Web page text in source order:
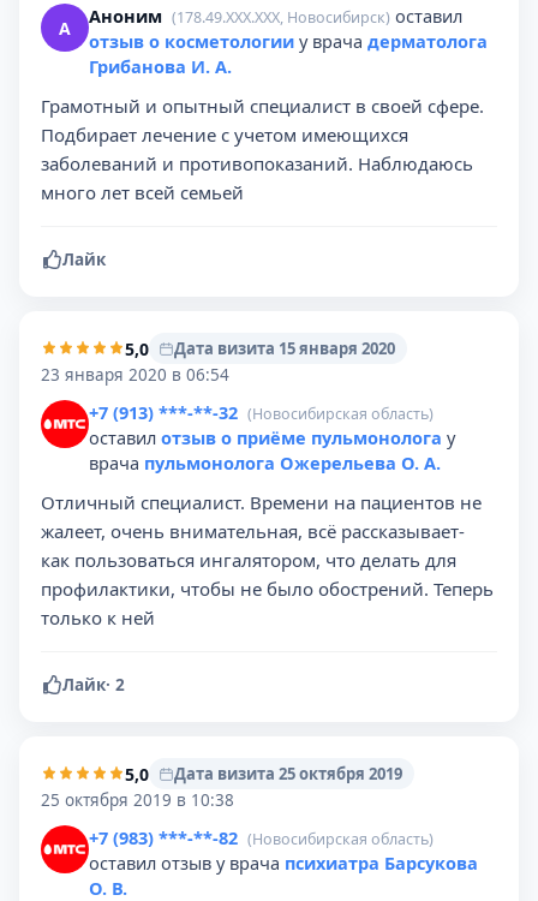
А Аноним (178.49.XXX.XXX, Новосибирск) оставил
отзыв о косметологии у врача дерматолога
Грибанова И. А.
Грамотный и опытный специалист в своей сфере.
Подбирает лечение с учетом имеющихся
заболеваний и противопоказаний. Наблюдаюсь
много лет всей семьей
Лайк
5,0
Дата визита 15 января 2020
23 января 2020 в 06:54
+7 (913) ***-**-32 (Новосибирская область)
оставил отзыв о приёме пульмонолога у
врача пульмонолога Ожерельева О. А.
Отличный специалист. Времени на пациентов не
жалеет, очень внимательная, всё рассказывает-
как пользоваться ингалятором, что делать для
профилактики, чтобы не было обострений. Теперь
только к ней
Лайк· 2
5,0
Дата визита 25 октября 2019
25 октября 2019 в 10:38
+7 (983) ***-**-82 (Новосибирская область)
оставил отзыв у врача психиатра Барсукова
О. В.